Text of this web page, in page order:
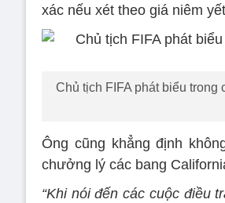
xác nếu xét theo giá niêm
Chủ tịch FIFA phát biểu trong
Ông cũng khẳng định
chưởng lý các bang
“Khi nói đến các cuộc điều